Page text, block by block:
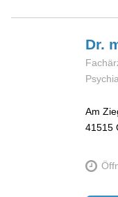
Dr.
Am
41515